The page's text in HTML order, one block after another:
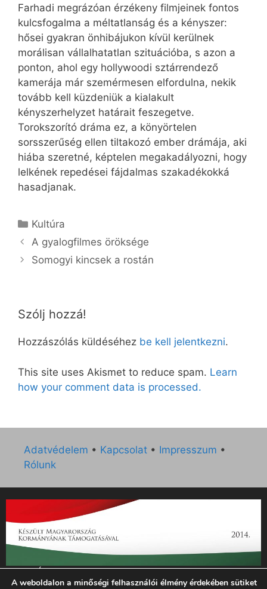
Farhadi megrázóan érzékeny filmjeinek fontos
kulcsfogalma a méltatlanság és a kényszer:
hősei gyakran önhibájukon kívül kerülnek
morálisan vállalhatatlan szituációba, s azon a
ponton, ahol egy hollywoodi sztárrendező
kamerája már szemérmesen elfordulna, nekik
tovább kell küzdeniük a kialakult
kényszerhelyzet határait feszegetve.
Torokszorító dráma ez, a könyörtelen
sorsszerűség ellen tiltakozó ember drámája, aki
hiába szeretné, képtelen megakadályozni, hogy
lelkének repedései fájdalmas szakadékokká
hasadjanak.
Kategória
Kultúra
A gyalogfilmes öröksége
Somogyi kincsek a rostán
Szólj hozzá!
Hozzászólás küldéséhez be kell jelentkezni.
This site uses Akismet to reduce spam. Learn
how your comment data is processed.
Adatvédelem • Kapcsolat • Impresszum •
Rólunk
„Az Új Ember katolikus hetilap 2014. évi működésének
támogatását az EGYH-KCP-14-P-0121 sz. támogatási
A weboldalon a minőségi felhasználói élmény érdekében sütiket